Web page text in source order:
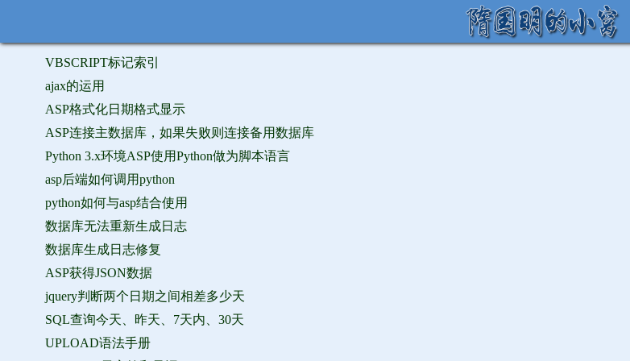
VBSCRIPT标记索引
ajax的运用
ASP格式化日期格式显示
ASP连接主数据库，如果失败则连接备用数据库
Python 3.x环境ASP使用Python做为脚本语言
asp后端如何调用python
python如何与asp结合使用
数据库无法重新生成日志
数据库生成日志修复
ASP获得JSON数据
jquery判断两个日期之间相差多少天
SQL查询今天、昨天、7天内、30天
UPLOAD语法手册